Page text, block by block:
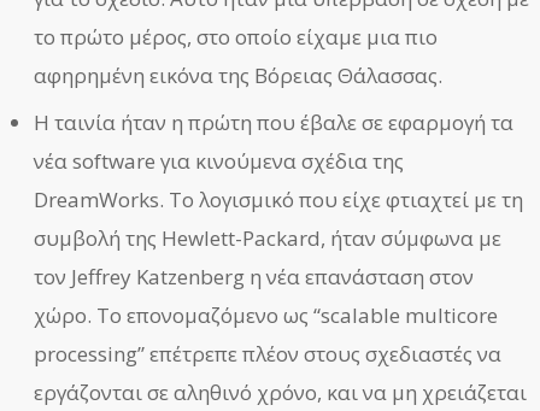
το πρώτο μέρος, στο οποίο είχαμε μια πιο
αφηρημένη εικόνα της Βόρειας Θάλασσας.
Η ταινία ήταν η πρώτη που έβαλε σε εφαρμογή τα
νέα software για κινούμενα σχέδια της
DreamWorks. Το λογισμικό που είχε φτιαχτεί με τη
συμβολή της Hewlett-Packard, ήταν σύμφωνα με
τον Jeffrey Katzenberg η νέα επανάσταση στον
χώρο. Το επονομαζόμενο ως “scalable multicore
processing” επέτρεπε πλέον στους σχεδιαστές να
εργάζονται σε αληθινό χρόνο, και να μη χρειάζεται